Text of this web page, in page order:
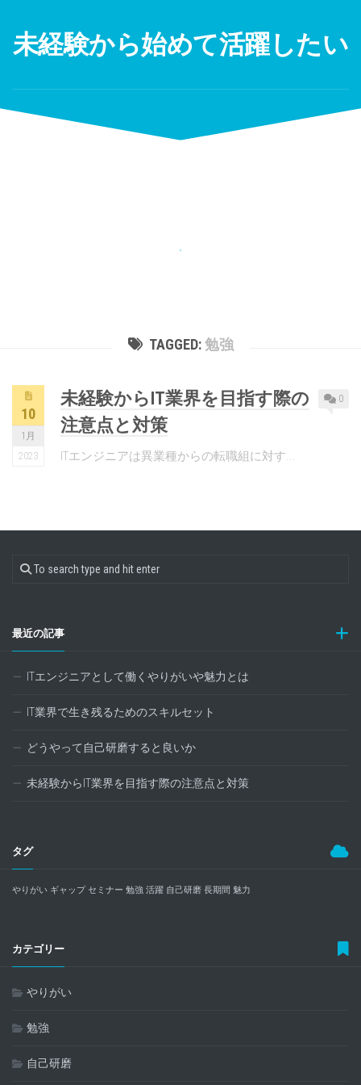
content
未経験から始めて活躍したい
TAGGED:勉強
10
1月
2023
0
未経験からIT業界を目指す際の
注意点と対策
ITエンジニアは異業種からの転職組に対す...
最近の記事
ITエンジニアとして働くやりがいや魅力とは
IT業界で生き残るためのスキルセット
どうやって自己研磨すると良いか
未経験からIT業界を目指す際の注意点と対策
タグ
やりがい ギャップ セミナー 勉強 活躍 自己研磨 長期間 魅力
カテゴリー
やりがい
勉強
自己研磨